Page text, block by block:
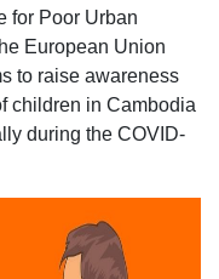
for Poor Urban
European Union
to raise awareness
children in Cambodia
during the COVID-